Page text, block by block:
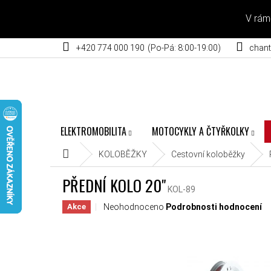
V
+420 774 000 190
ELEKTROMOBILITA MOTOCYKLY A ČTYŘKOLKY
Domů KOLOBĚŽKY Cestovní koloběžky
PŘEDNÍ KOLO 20" KOL-89
Akce Průměrné hodnocení produktu je 0,0 z 5
Neohodnoceno Podrobnosti hodnocení